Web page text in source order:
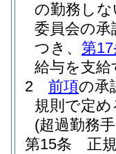
の勤務し
委員会の
つき、 第
給与を支給
2
前項の承
規則で定め
(超過勤務
第15条
正